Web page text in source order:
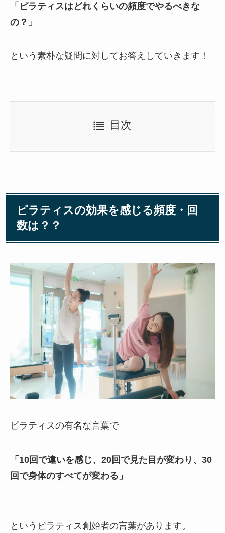
「ピラティスはどれくらいの頻度でやるべきな
の？」
という素朴な疑問に対してお答えしていきます！
目次
ピラティスの効果を感じる頻度・回
数は？？
ピラティスの有名な言葉で
「10回で違いを感じ、20回で見た目が変わり、30
回で身体のすべてが変わる」
というピラティス創始者の言葉があります。